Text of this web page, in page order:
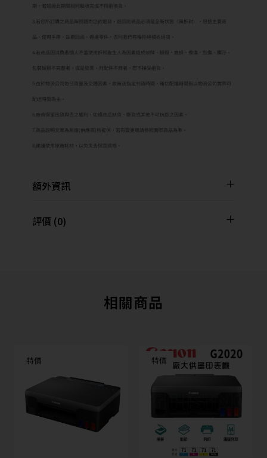
期，若超過此期間視同驗收完成不得退換貨。
3.若您所訂購之商品無問題而您欲退貨，退回的商品必須是全新狀態（無拆封），包括主要商
品、使用手冊、註冊回函、週邊零件，否則我們有權拒絕接收退貨。
4.若商品因消費者個人不當使用拆卸產生人為因素造成故障、損毀、磨損、擦傷、刮傷、髒汙、
包裝破損不完整者，或是發票、附配件不齊者，恕不接受退貨。
5.由於物流公司每日貨量及交通因素，故無法指定到貨時間，確切配達時間皆以物流公司實際可
配送時間為主。
6.廠商保留出貨與否之權利，如遇商品缺貨、斷貨或其他不可抗拒之因素。
7.商品說明文案為原廠(供應商)所提供，若有變更敬請參照實際商品為準。
8.建議使用原廠耗材，以免失去保固資格。
額外資訊
評價 (0)
相關商品
特價 特價